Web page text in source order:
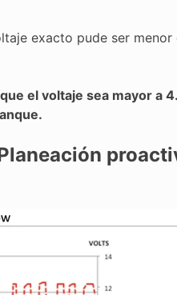
exacto pude ser
el voltaje sea mayor a